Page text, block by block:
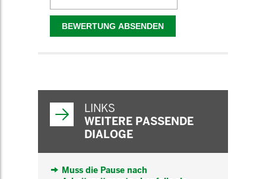
LINKS
WEITERE PASSENDE
DIALOGE
Muss die Pause nach